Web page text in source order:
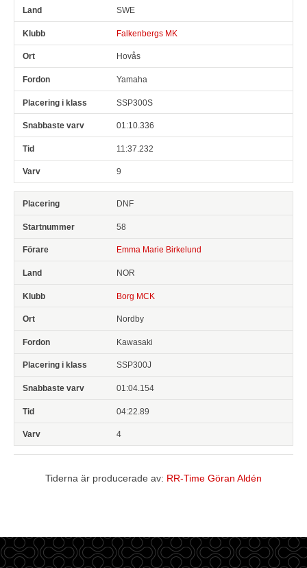
SWE
Falkenbergs MK
Hovås
Yamaha
SSP300S
01:10.336
11:37.232
9
DNF
58
Emma Marie Birkelund
NOR
Borg MCK
Nordby
Kawasaki
SSP300J
01:04.154
04:22.89
4
Tiderna är producerade av: RR-Time Göran Aldén